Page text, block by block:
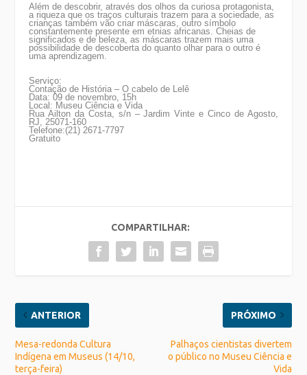
Além de descobrir, através dos olhos da curiosa protagonista,
a riqueza que os traços culturais trazem para a sociedade, as
crianças também vão criar máscaras, outro símbolo
constantemente presente em etnias africanas. Cheias de
significados e de beleza, as máscaras trazem mais uma
possibilidade de descoberta do quanto olhar para o outro é
uma aprendizagem.
Serviço:
Contação de História – O cabelo de Lelê
Data: 09 de novembro, 15h
Local: Museu Ciência e Vida
Rua Ailton da Costa, s/n – Jardim Vinte e Cinco de Agosto,
RJ, 25071-160
Telefone:(21) 2671-7797
Gratuito
COMPARTILHAR:
ANTERIOR
Mesa-redonda Cultura
Indígena em Museus (14/10,
terça-feira)
PRÓXIMO
Palhaços cientistas divertem
o público no Museu Ciência e
Vida